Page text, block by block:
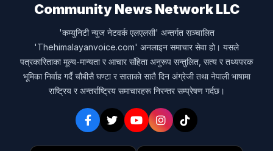
Community News Network LLC
'कम्युनिटी न्युज नेटवर्क एलएलसी' अन्तर्गत सञ्चालित
'Thehimalayanvoice.com' अनलाइन समाचार सेवा हो। यसले
पत्रकारिताका मूल्य-मान्यता र आचार संहिता अनुरूप सन्तुलित, सत्य र तथ्यपरक
भूमिका निर्वाह गर्दै चौबीसै घण्टा र साताको सातै दिन अंग्रेजी तथा नेपाली भाषामा
राष्ट्रिय र अन्तर्राष्ट्रिय समाचारहरू निरन्तर सम्प्रेषण गर्दछ।